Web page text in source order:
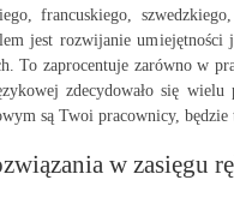
francuskiego,
jest rozwijanie
To zaprocentuje zarówno w
zdecydowało się
są Twoi pracownicy, będzie
w zasięgu